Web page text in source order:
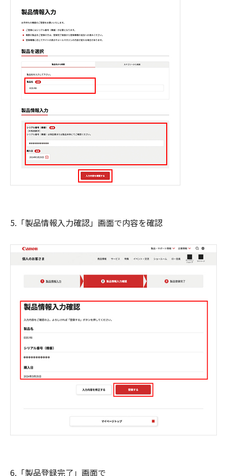
5.「製品情報入力確認」画面で内容を確認
6.「製品登録完了」画面で